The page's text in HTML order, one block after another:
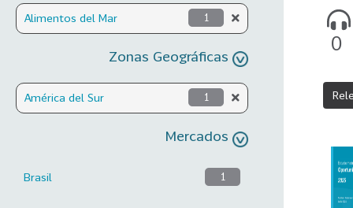
Alimentos del Mar 1
Zonas Geográficas
América del Sur 1
Mercados
Brasil 1
0